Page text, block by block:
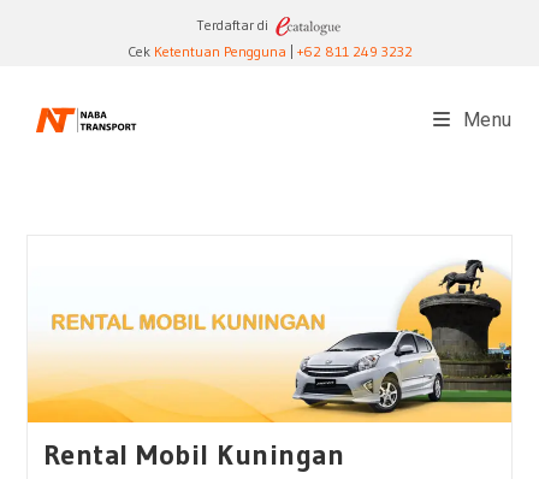
Terdaftar di
CekKetentuan Pengguna +62 811 249 3232
Menu
Rental Mobil Kuningan